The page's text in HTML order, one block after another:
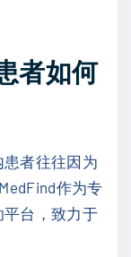
者如何
者往往因为
作为专
台，致力于